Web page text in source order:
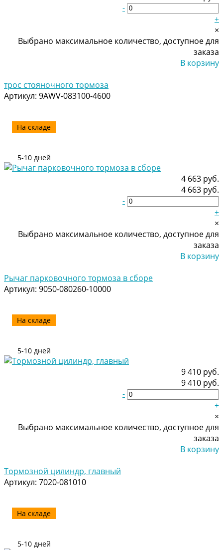
9 410 руб.
9 410 руб.
-
+
×
Выбрано максимальное количество, доступное для
заказа
В корзину
Тормозной цилиндр, главный
Артикул: 7020-081010
На складе
5-10 дней
4 663 руб.
4 663 руб.
-
+
×
Выбрано максимальное количество, доступное для
заказа
В корзину
Рычаг парковочного тормоза в сборе
Артикул: 9050-080260-10000
На складе
5-10 дней
-
+
×
Выбрано максимальное количество, доступное для
заказа
В корзину
трос стояночного тормоза
Артикул: 9AWV-083100-4600
На складе
5-10 дней